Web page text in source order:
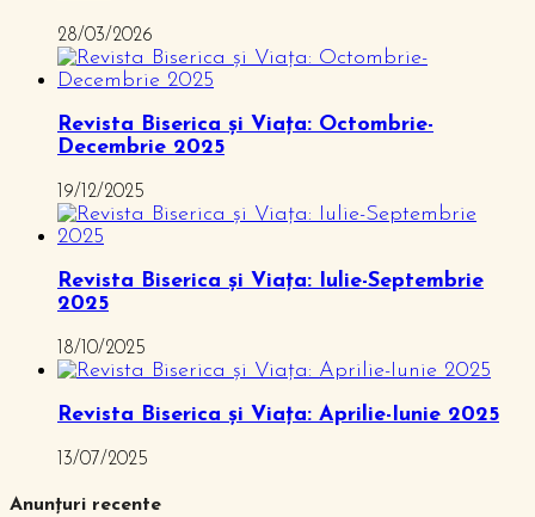
28/03/2026
Revista Biserica și Viața: Octombrie-
Decembrie 2025
19/12/2025
Revista Biserica și Viața: Iulie-Septembrie
2025
18/10/2025
Revista Biserica și Viața: Aprilie-Iunie 2025
13/07/2025
Anunțuri recente